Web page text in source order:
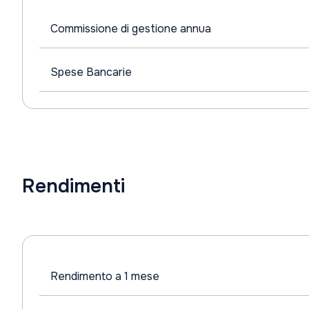
Commissione di gestione annua
Spese Bancarie
Rendimenti
Rendimento a 1 mese